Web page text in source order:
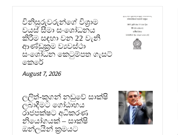
විනිසුරුවරුන්ගේ විශ්‍රාම
වයස් සීමා සංශෝධනය
කිරීම සඳහා වන 22 වැනි
ආණ්ඩුක්‍රම ව්‍යවස්ථා
සංශෝධන කෙටුම්පත ගැසට්
කෙරේ
August 7, 2026
ලලිත්-කූගන් නඩුවේ සාක්ෂි
ලබාදීමට ගෝඨාභය
රාජපක්ෂට අධිකරණ
නියෝගයක් – සාක්ෂි
ඔන්ලයින් ක්‍රමයට